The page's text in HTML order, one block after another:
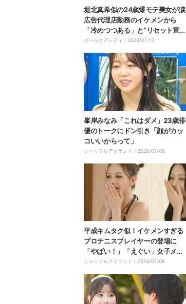
堀北真希似の24歳爆モテ美女が涙
広告代理店勤務のイケメンから
「冷めつつある」と“リセット宣
言”
ガールオアレディ｜ 2026/07/12
峯岸みなみ「これはダメ」23歳俳
優のトークにドン引き「顔がカッ
コいいからって」
シャッフルアイランド｜ 2026/07/09
平成キムタク似！イケメンすぎる
プロテニスプレイヤーの登場に
「やばい！」「えぐい」女子メン
バーが色めき立つ
シャッフルアイランド｜ 2026/07/08